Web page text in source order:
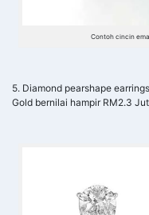
Contoh cincin
5. Diamond pearshape
Gold bernilai hampir RM2.3